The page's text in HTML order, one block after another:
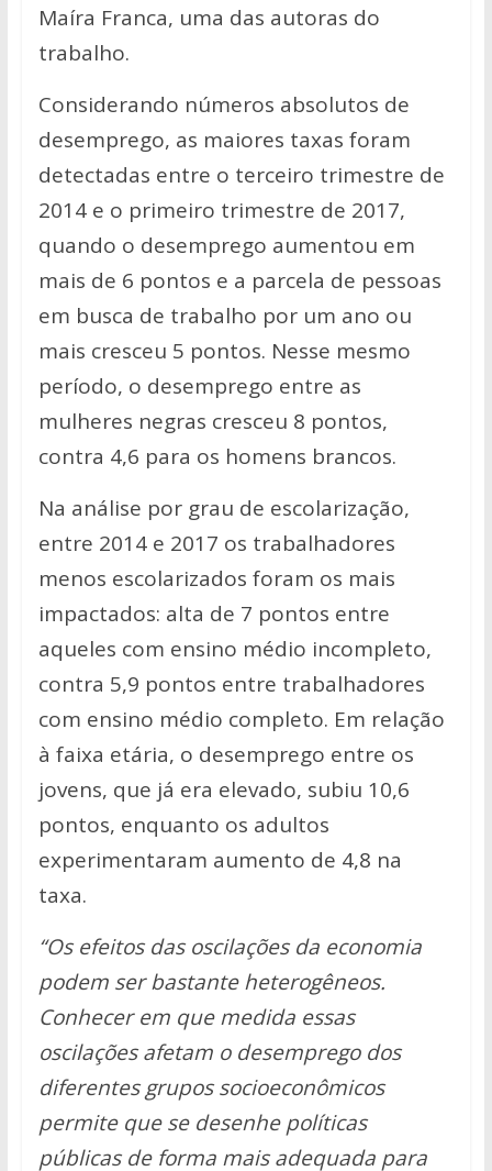
Maíra Franca, uma das autoras do
trabalho.
Considerando números absolutos de
desemprego, as maiores taxas foram
detectadas entre o terceiro trimestre de
2014 e o primeiro trimestre de 2017,
quando o desemprego aumentou em
mais de 6 pontos e a parcela de pessoas
em busca de trabalho por um ano ou
mais cresceu 5 pontos. Nesse mesmo
período, o desemprego entre as
mulheres negras cresceu 8 pontos,
contra 4,6 para os homens brancos.
Na análise por grau de escolarização,
entre 2014 e 2017 os trabalhadores
menos escolarizados foram os mais
impactados: alta de 7 pontos entre
aqueles com ensino médio incompleto,
contra 5,9 pontos entre trabalhadores
com ensino médio completo. Em relação
à faixa etária, o desemprego entre os
jovens, que já era elevado, subiu 10,6
pontos, enquanto os adultos
experimentaram aumento de 4,8 na
taxa.
“Os efeitos das oscilações da economia
podem ser bastante heterogêneos.
Conhecer em que medida essas
oscilações afetam o desemprego dos
diferentes grupos socioeconômicos
permite que se desenhe políticas
públicas de forma mais adequada para